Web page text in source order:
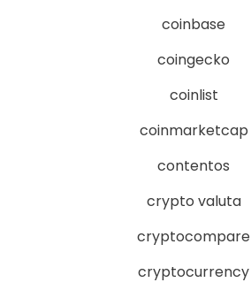
coinbase
coingecko
coinlist
coinmarketcap
contentos
crypto valuta
cryptocompare
cryptocurrency